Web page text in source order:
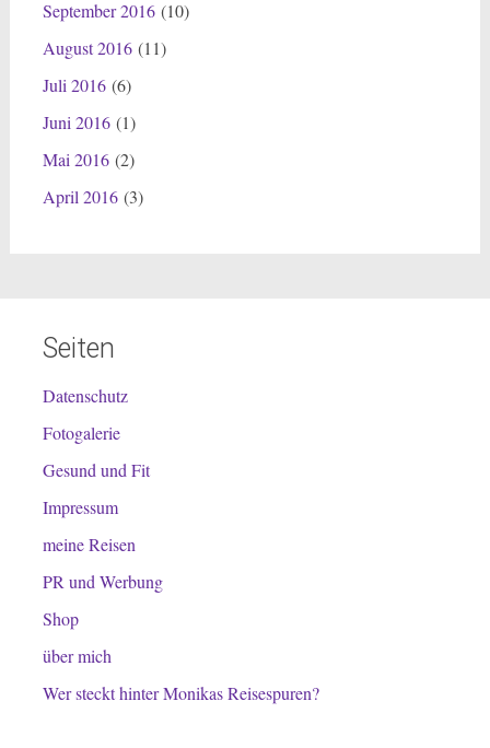
September 2016(10)
August 2016(11)
Juli 2016(6)
Juni 2016(1)
Mai 2016(2)
April 2016(3)
Seiten
Datenschutz
Fotogalerie
Gesund und Fit
Impressum
meine Reisen
PR und Werbung
Shop
über mich
Wer steckt hinter Monikas Reisespuren?